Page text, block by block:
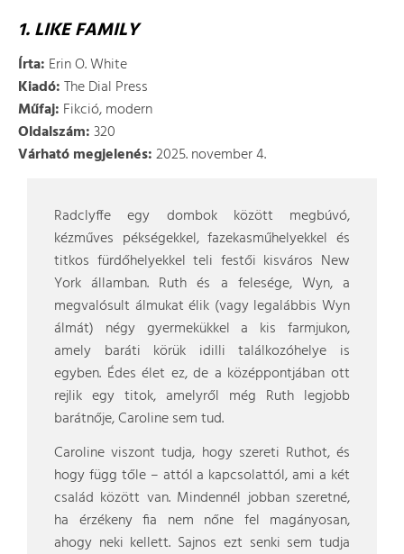
1. LIKE FAMILY
Írta: Erin O. White
Kiadó:The Dial Press
Műfaj: Fikció, modern
Oldalszám:320
Várható megjelenés:2025. november 4.
Radclyffe egy dombok között megbúvó,
kézműves pékségekkel, fazekasműhelyekkel és
titkos fürdőhelyekkel teli festői kisváros New
York államban. Ruth és a felesége, Wyn, a
megvalósult álmukat élik (vagy legalábbis Wyn
álmát) négy gyermekükkel a kis farmjukon,
amely baráti körük idilli találkozóhelye is
egyben. Édes élet ez, de a középpontjában ott
rejlik egy titok, amelyről még Ruth legjobb
barátnője, Caroline sem tud.
Caroline viszont tudja, hogy szereti Ruthot, és
hogy függ tőle – attól a kapcsolattól, ami a két
család között van. Mindennél jobban szeretné,
ha érzékeny fia nem nőne fel magányosan,
ahogy neki kellett. Sajnos ezt senki sem tudja